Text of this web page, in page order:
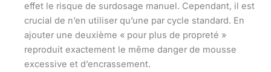
effet le risque de surdosage manuel. Cependant, il est
crucial de n’en utiliser qu’une par cycle standard. En
ajouter une deuxième « pour plus de propreté »
reproduit exactement le même danger de mousse
excessive et d’encrassement.